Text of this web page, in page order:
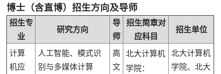
博士（含直博）招生方向及导师
招生专
业
研究方向
导
师
招生简章对
应科目
招生单位
计算
机应
人工智能、模式识
别与多媒体计算
高
文
北大计算机
学院：
北大计算机
学院、北大